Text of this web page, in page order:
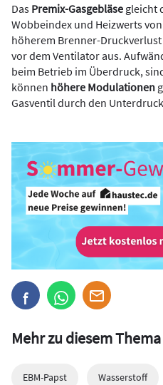
Das Premix-Gasgebläse gleicht
Wobbeindex und Heizwerts
höherem Brenner-
vor dem Ventilator aus.
beim Betrieb im Überdruck,
können höhere Modulationen
Gasventil durch den
Mehr zu diesem Thema
EBM-Papst Wasserstoff